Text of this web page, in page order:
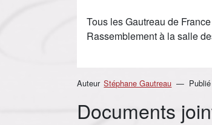
Tous les Gautreau de
Rassemblement à la salle
Auteur Stéphane Gautreau
Documents